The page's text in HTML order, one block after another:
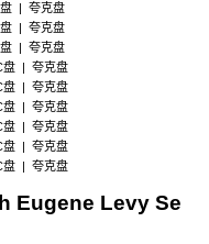
| 夸克盘
| 夸克盘
| 夸克盘
盘 | 夸克盘
盘 | 夸克盘
盘 | 夸克盘
盘 | 夸克盘
盘 | 夸克盘
盘 | 夸克盘
Eugene Levy Se